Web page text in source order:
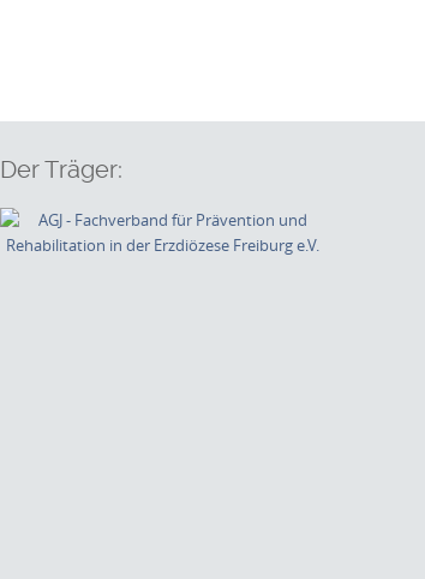
Der Träger: